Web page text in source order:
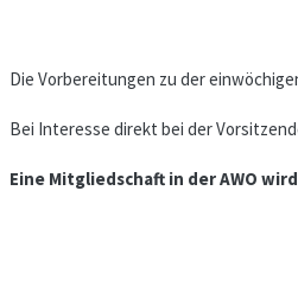
Die Vorbereitungen zu der
Bei Interesse direkt bei der
Eine Mitgliedschaft in der AWO